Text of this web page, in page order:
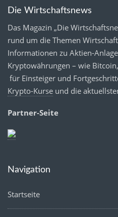
Die Wirtschaftsnews
Das Magazin „Die
rund um die Themen
Informationen zu Aktien-
Kryptowährungen – wie
für Einsteiger und
Krypto-Kurse und die
Partner-Seite
Navigation
Startseite